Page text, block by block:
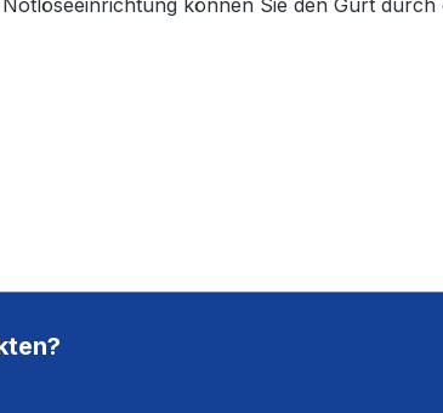
können Sie den Gurt